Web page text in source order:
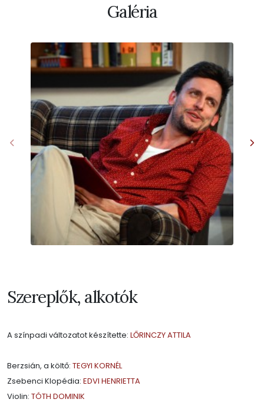
Galéria
Szereplők, alkotók
A színpadi változatot készítette: LŐRINCZY ATTILA
Berzsián, a költő: TEGYI KORNÉL
Zsebenci Klopédia: EDVI HENRIETTA
Violin: TÓTH DOMINIK